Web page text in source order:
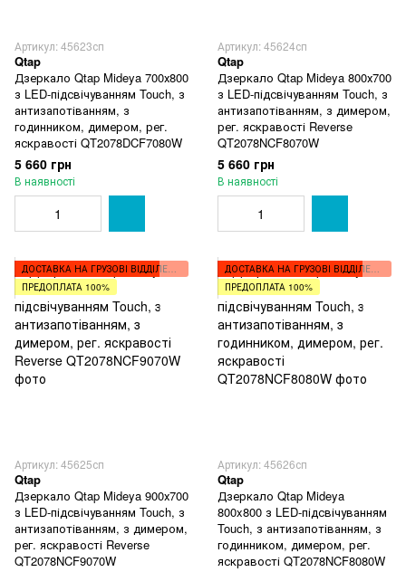
Артикул: 45623сп
Qtap
Дзеркало Qtap Mideya 700х800
з LED-підсвічуванням Touch, з
антизапотіванням, з
годинником, димером, рег.
яскравості QT2078DCF7080W
5 660 грн
В наявності
Артикул: 45624сп
Qtap
Дзеркало Qtap Mideya 800х700
з LED-підсвічуванням Touch, з
антизапотіванням, з димером,
рег. яскравості Reverse
QT2078NCF8070W
5 660 грн
В наявності
ДОСТАВКА НА ГРУЗОВІ ВІДДІЛЕННЯ
ПРЕДОПЛАТА 100%
Артикул: 45625сп
Qtap
Дзеркало Qtap Mideya 900х700
з LED-підсвічуванням Touch, з
антизапотіванням, з димером,
рег. яскравості Reverse
QT2078NCF9070W
ДОСТАВКА НА ГРУЗОВІ ВІДДІЛЕННЯ
ПРЕДОПЛАТА 100%
Артикул: 45626сп
Qtap
Дзеркало Qtap Mideya
800x800 з LED-підсвічуванням
Touch, з антизапотіванням, з
годинником, димером, рег.
яскравості QT2078NCF8080W